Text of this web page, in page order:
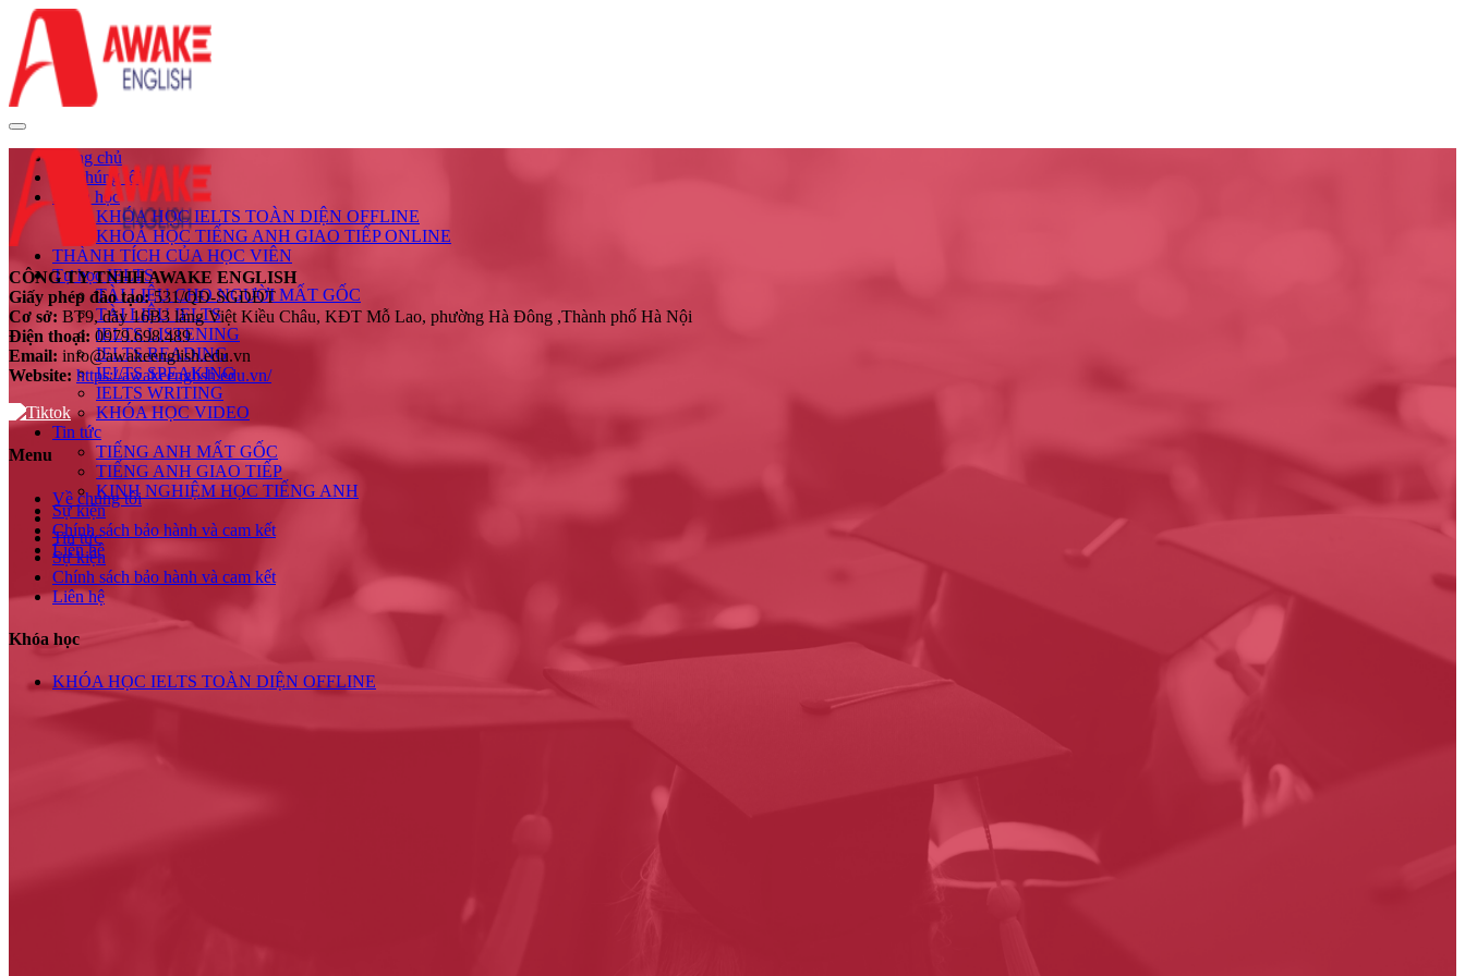
Trang chủ
Về chúng tôi
Khóa học
KHÓA HỌC IELTS TOÀN DIỆN OFFLINE
KHOÁ HỌC TIẾNG ANH GIAO TIẾP ONLINE
THÀNH TÍCH CỦA HỌC VIÊN
Tự học IELTS
TÀI LIỆU CHO NGƯỜI MẤT GỐC
TÀI LIỆU IELTS
IELTS LISTENING
IELTS READING
IELTS SPEAKING
IELTS WRITING
KHÓA HỌC VIDEO
Tin tức
TIẾNG ANH MẤT GỐC
TIẾNG ANH GIAO TIẾP
KINH NGHIỆM HỌC TIẾNG ANH
Sự kiện
Chính sách bảo hành và cam kết
Liên hệ
CÔNG TY TNHH AWAKE ENGLISH
Giấy phép đào tạo:531/QĐ-SGDĐT
Cơ sở: BT9, dãy 16B3 làng Việt Kiều Châu, KĐT Mỗ Lao, phường Hà Đông ,Thành phố Hà Nội
Điện thoại: 0979.698.489
Email: info@awakeenglish.edu.vn
Website: https://awakeenglish.edu.vn/
Menu
Về chúng tôi
Tin tức
Sự kiện
Chính sách bảo hành và cam kết
Liên hệ
Khóa học
KHÓA HỌC IELTS TOÀN DIỆN OFFLINE